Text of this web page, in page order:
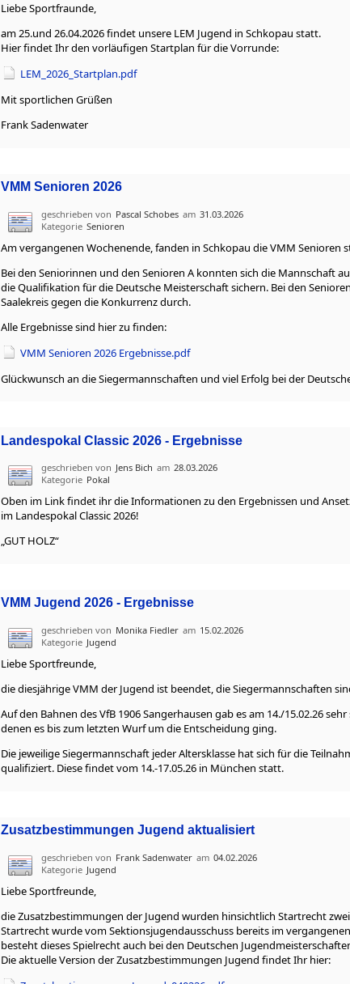
Liebe Sportfraunde,
am 25.und 26.04.2026 findet unsere LEM Jugend in Schkopau statt.
Hier findet Ihr den vorläufigen Startplan für die Vorrunde:
LEM_2026_Startplan.pdf
Mit sportlichen Grüßen
Frank Sadenwater
VMM Senioren 2026
geschrieben von Pascal Schobes am 31.03.2026
Kategorie Senioren
Am vergangenen Wochenende, fanden in Schkopau die VMM Senioren
Bei den Seniorinnen und den Senioren A konnten sich die Mannschaft
die Qualifikation für die Deutsche Meisterschaft sichern. Bei den
Saalekreis gegen die Konkurrenz durch.
Alle Ergebnisse sind hier zu finden:
VMM Senioren 2026 Ergebnisse.pdf
Glückwunsch an die Siegermannschaften und viel Erfolg bei der
Landespokal Classic 2026 - Ergebnisse
geschrieben von Jens Bich am 28.03.2026
Kategorie Pokal
Oben im Link findet ihr die Informationen zu den Ergebnissen und
im Landespokal Classic 2026!
„GUT HOLZ“
VMM Jugend 2026 - Ergebnisse
geschrieben von Monika Fiedler am 15.02.2026
Kategorie Jugend
Liebe Sportfreunde,
die diesjährige VMM der Jugend ist beendet, die Siegermannschaften
Auf den Bahnen des VfB 1906 Sangerhausen gab es am 14./15.02.26
denen es bis zum letzten Wurf um die Entscheidung ging.
Die jeweilige Siegermannschaft jeder Altersklasse hat sich für die
qualifiziert. Diese findet vom 14.-17.05.26 in München statt.
Zusatzbestimmungen Jugend aktualisiert
geschrieben von Frank Sadenwater am 04.02.2026
Kategorie Jugend
Liebe Sportfreunde,
die Zusatzbestimmungen der Jugend wurden hinsichtlich Startrecht
Startrecht wurde vom Sektionsjugendausschuss bereits im
besteht dieses Spielrecht auch bei den Deutschen
Die aktuelle Version der Zusatzbestimmungen Jugend findet Ihr hier: